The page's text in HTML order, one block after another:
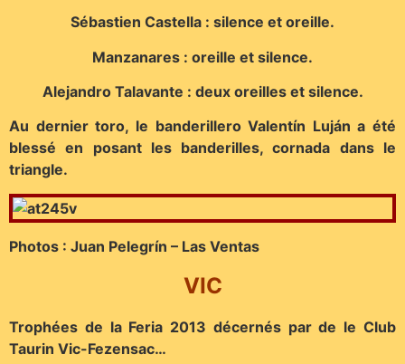
Sébastien Castella : silence et oreille.
Manzanares : oreille et silence.
Alejandro Talavante : deux oreilles et silence.
Au dernier toro, le banderillero Valentín Luján a été
blessé en posant les banderilles, cornada dans le
triangle.
Photos : Juan Pelegrín – Las Ventas
VIC
Trophées de la Feria 2013 décernés par de le Club
Taurin Vic-Fezensac…